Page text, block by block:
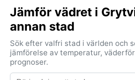
Jämför vädret i
annan stad
Sök efter valfri stad i världen och
jämförelse av temperatur,
prognoser.